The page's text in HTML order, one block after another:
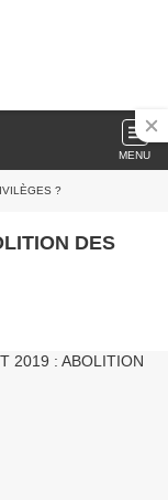
MENU
?
DES